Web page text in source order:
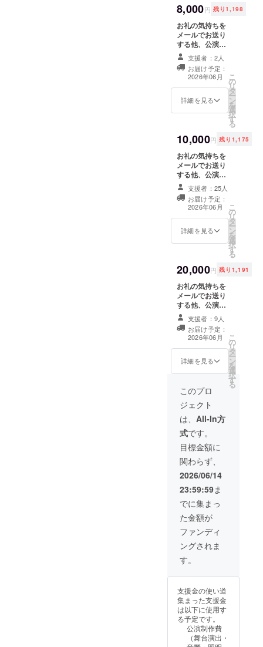
申し込みいただ
く必要がござい
ます。 フォーム
のご提出がない
場合は、お席を
確約できかねま
すので、あらか
じめご了承くだ
さい。 ※単独公
2026/11/23（月
・祝）に予定し
ご希望のお名前
をご記入くださ
い。掲載の希望
をしない場合は
その旨をお書き
ください。 夏公
演 or 単独公演
【いずれか】の
前方エリア優良
しますので、ご
希望の公演をお
番号をお送りい
たします。対象
公演をご予約の
際は、公演予約
フォームの該当
欄に、その番号
をご入力くださ
い。 ※公演チ
ケットは、別途
ムからお申し込
みいただく必要
出がない場合
は、お席を確約
できかねますの
で、あらかじめ
ご了承くださ
い。 ※単独公演
は
2026/11/23（月
・祝）に予定し
8,000円 残り1,198
お礼の気持ちを
メールでお送り
する他、公演に
来てくださる方
にはメッセージ
カードをお渡し
します。 また、
エンディングビ
デオに支援者様
ご希望のお名前
をご記入くださ
い。掲載の希望
をしない場合は
その旨をお書き
ください。 夏公
演 と 単独公演
【両方】で前方
列優良席へご案
ご支援いただい
た方には、メー
ます。対象公演
をご予約の際
は、公演予約
フォームの該当
欄に、その番号
をご入力くださ
い。 ※公演チ
ケットは、別途
公演予約フォー
みいただく必要
がございます。
出がない場合
は、お席を確約
できかねますの
で、あらかじめ
ご了承くださ
い。 ※単独公演
は
2026/11/23（月
・祝）に予定し
ています。
支援者：2人
お届け予定：
2026年06月
詳細を見る
こ
の
リ
タ
ー
ン
を
選
択
す
る
10,000円 残り1,175
お礼の気持ちを
メールでお送り
する他、公演に
来てくださる方
にはメッセージ
カードとオリジ
ナルハワイアン
キーホルダーを1
点お渡ししま
ト（こちらは
6/10までにご支
援していただい
た方のみ）に支
援者様のお名前
を掲載させてい
ただきます。備
考欄にご希望の
お名前をご記入
の希望をしない
場合はその旨を
い。 夏公演 と
単独公演【両
方】で前方列優
良席へご案内い
たします。メー
ルにて専用番号
をお送りいたし
ます。対象公演
をご予約の際
は、公演予約
フォームの該当
欄に、その番号
をご入力くださ
い。 ※公演チ
ケットは、別途
公演予約フォー
ムからお申し込
みいただく必要
がございます。
出がない場合
は、お席を確約
できかねますの
で、あらかじめ
ご了承くださ
い。 ※単独公演
2026/11/23（月
支援者：25人
お届け予定：
2026年06月
詳細を見る
こ
の
リ
タ
ー
ン
を
選
択
す
る
20,000円 残り1,191
お礼の気持ちを
メールでお送り
する他、公演に
来てくださる方
にはメッセージ
カードとオリジ
ナルハワイアン
キーホルダーと
アクセサリーを
ングビデオ・パ
ンフレット（こ
ちらは6/10まで
にご支援してい
ただいた方の
み）に支援者様
のお名前を掲載
させていただき
ます。備考欄に
ご希望のお名前
い。掲載の希望
をしない場合は
その旨をお書き
ください。 夏公
演 と 単独公演
【両方】で前方
列優良席へご案
内いたします。
メールにて専用
番号をお送りい
たします。対象
公演をご予約の
際は、公演予約
フォームの該当
欄に、その番号
をご入力くださ
い。 ※公演チ
支援者：9人
お届け予定：
2026年06月
詳細を見る
こ
の
リ
タ
ー
ン
を
選
択
す
る
このプロ
ジェクト
は、 All-In方
式です。
目標金額に
関わらず、
2026/06/14
23:59:59ま
でに集まっ
た金額が
ファンディ
ングされま
す。
支援金の使い道
集まった支援金
は以下に使用す
る予定です。
公演制作費
（舞台演出・